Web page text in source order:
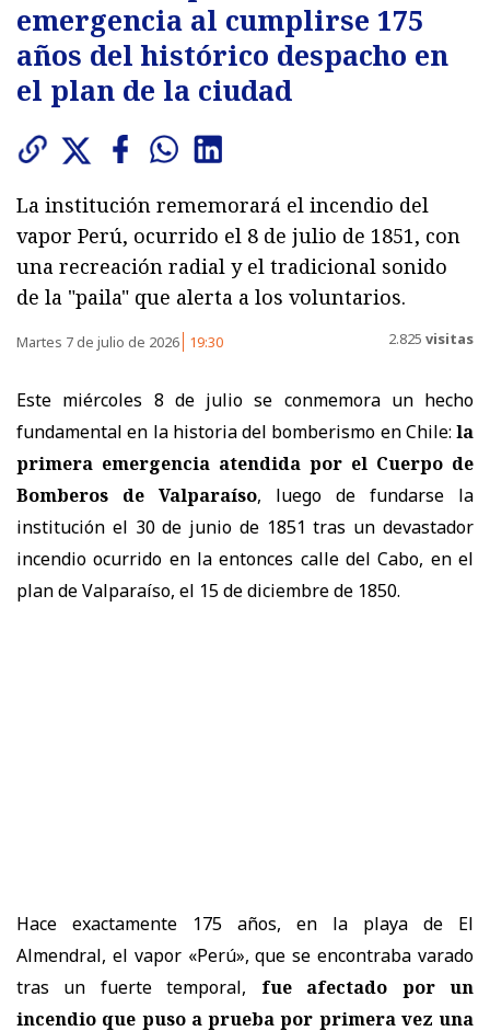
emergencia al cumplirse 175
años del histórico despacho en
el plan de la ciudad
La institución rememorará el incendio del
vapor Perú, ocurrido el 8 de julio de 1851, con
una recreación radial y el tradicional sonido
de la "paila" que alerta a los voluntarios.
Martes 7 de julio de 2026 19:30 2.825 visitas
Este miércoles 8 de julio se conmemora un hecho
fundamental en la historia del bomberismo en Chile: la
primera emergencia atendida por el Cuerpo de
Bomberos de Valparaíso, luego de fundarse la
institución el 30 de junio de 1851 tras un devastador
incendio ocurrido en la entonces calle del Cabo, en el
plan de Valparaíso, el 15 de diciembre de 1850.
Hace exactamente 175 años, en la playa de El
Almendral, el vapor «Perú», que se encontraba varado
tras un fuerte temporal,
fue afectado por un
incendio que puso a prueba por primera vez una